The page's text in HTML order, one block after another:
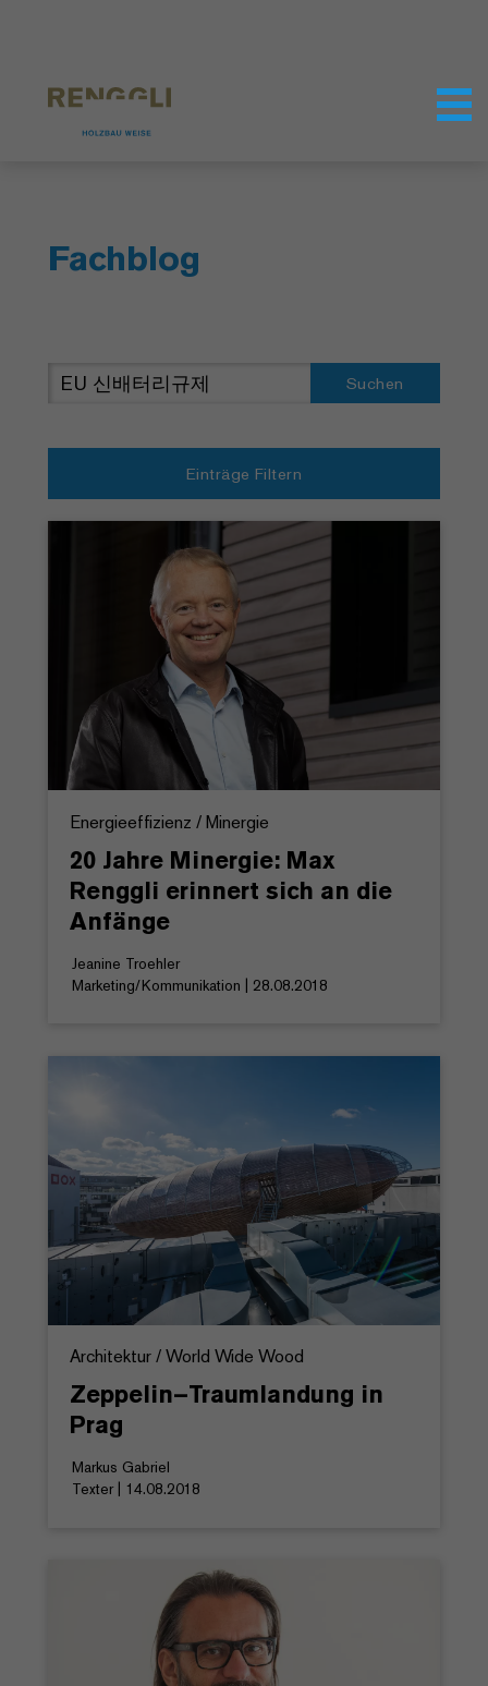
Fachblog
Suchen
Einträge Filtern
Energieeffizienz / Minergie
20 Jahre Minergie: Max
Renggli erinnert sich an die
Anfänge
Jeanine Troehler
Marketing/Kommunikation | 28.08.2018
Architektur / World Wide Wood
Zeppelin–Traumlandung in
Prag
Markus Gabriel
Texter | 14.08.2018